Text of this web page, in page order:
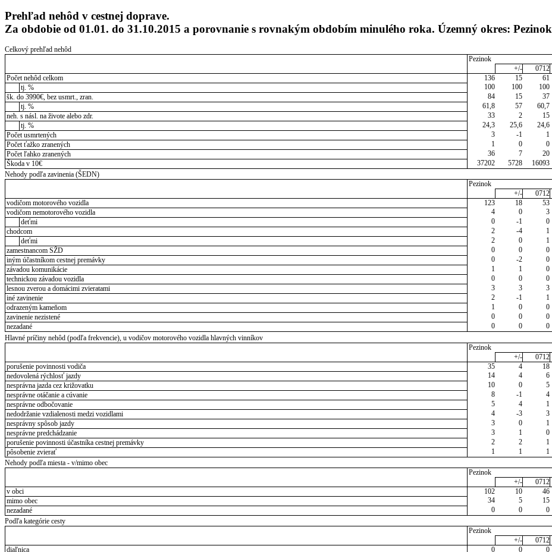
Prehľad nehôd v cestnej doprave.
Za obdobie od 01.01. do 31.10.2015 a porovnanie s rovnakým obdobím minulého roka. Územný okres: Pezinok
Celkový prehľad nehôd
Pezinok
+/-
0712
Počet nehôd celkom
136 15 61
tj. %
100 100 100
šk. do 3990€, bez usmrt., zran.
84 15 37
tj. %
61,8 57 60,7
neh. s násl. na živote alebo zdr.
33 2 15
tj. %
24,3 25,6 24,6
Počet usmrtených
3 -1 1
Počet ťažko zranených
1 0 0
Počet ľahko zranených
36 7 20
Škoda v 10€
37202 5728 16093
Nehody podľa zavinenia (ŠEDN)
Pezinok
+/-
0712
vodičom motorového vozidla
123 18 53
vodičom nemotorového vozidla
4 0 3
deťmi
0 -1 0
chodcom
2 -4 1
deťmi
2 0 1
zamestnancom SŽD
0 0 0
iným účastníkom cestnej premávky
0 -2 0
závadou komunikácie
1 1 0
technickou závadou vozidla
0 0 0
lesnou zverou a domácimi zvieratami
3 3 3
iné zavinenie
2 -1 1
odrazeným kameňom
1 0 0
zavinenie nezistené
0 0 0
nezadané
0 0 0
Hlavné príčiny nehôd (podľa frekvencie), u vodičov motorového vozidla hlavných vinníkov
Pezinok
+/-
0712
porušenie povinnosti vodiča
35 4 18
nedovolená rýchlosť jazdy
14 4 6
nesprávna jazda cez križovatku
10 0 5
nesprávne otáčanie a cúvanie
8 -1 4
nesprávne odbočovanie
5 4 1
nedodržanie vzdialenosti medzi vozidlami
4 -3 3
nesprávny spôsob jazdy
3 0 1
nesprávne predchádzanie
3 1 0
porušenie povinnosti účastníka cestnej premávky
2 2 1
pôsobenie zvierať
1 1 1
Nehody podľa miesta - v/mimo obec
Pezinok
+/-
0712
v obci
102 10 46
mimo obec
34 5 15
nezadané
0 0 0
Podľa kategórie cesty
Pezinok
+/-
0712
diaľnica
0 0 0